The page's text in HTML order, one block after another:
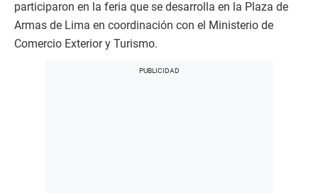
participaron en la feria que se desarrolla en la Plaza de
Armas de Lima en coordinación con el Ministerio de
Comercio Exterior y Turismo.